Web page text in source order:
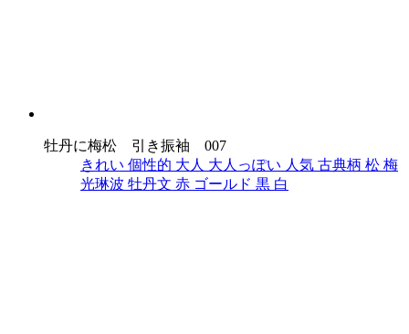
牡丹に梅松 引き振袖 007
きれい 個性的 大人 大人っぽい 人気 古典柄 松 梅
光琳波 牡丹文 赤 ゴールド 黒 白